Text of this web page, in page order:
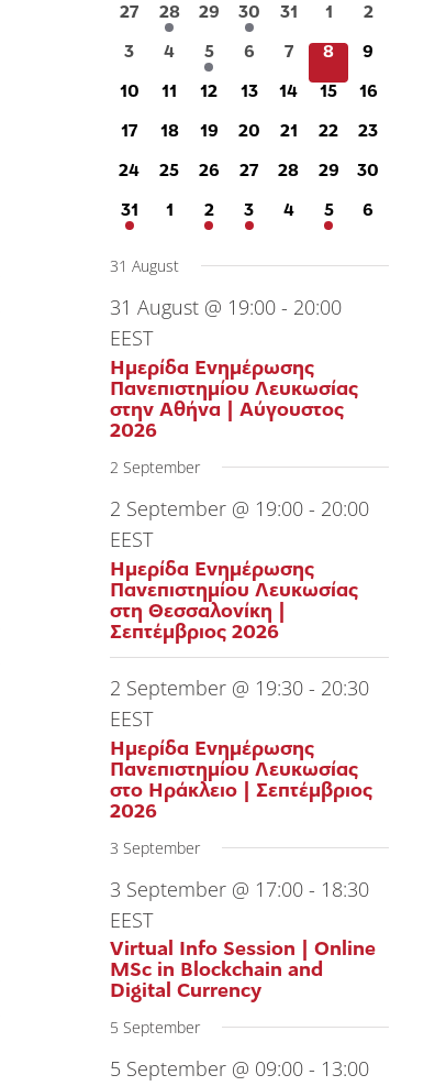
of
Events
0
events
27
1
event
28
0
events
29
1
event
30
0
31
01
0
2
0
3
0
events
4
1
event
5
0
6
0
7
0
8
0
9
0
10
0
11
0
12
0
13
0
14
0
15
0
16
0
17
0
18
0
19
0
20
0
21
0
22
0
23
0
24
0
25
0
26
0
27
0
28
0
29
0
30
1
event
31
0
events
1
2
events
2
1
event
3
0
events
4
1
event
5
0
6
31 August
31 August @ 19:00- 20:00
EEST
Ημερίδα Ενημέρωσης
Πανεπιστημίου Λευκωσίας
στην Αθήνα | Αύγουστος
2026
2 September
2 September @ 19:00- 20:00
EEST
Ημερίδα Ενημέρωσης
Πανεπιστημίου Λευκωσίας
στη Θεσσαλονίκη |
Σεπτέμβριος 2026
2 September @ 19:30- 20:30
EEST
Ημερίδα Ενημέρωσης
Πανεπιστημίου Λευκωσίας
στο Ηράκλειο | Σεπτέμβριος
2026
3 September
3 September @ 17:00- 18:30
EEST
Virtual Info Session | Online
MSc in Blockchain and
Digital Currency
5 September
5 September @ 09:00- 13:00